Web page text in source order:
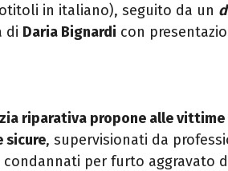
in italiano), seguito da un d
di Daria Bignardi con
riparativa propone alle
sicure, supervisionati da
condannati per furto aggravato